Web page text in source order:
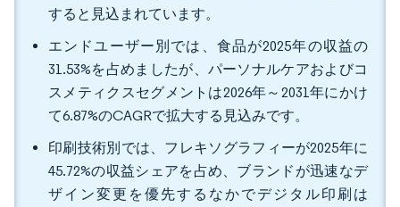
すると見込まれています。
エンドユーザー別では、食品が2025年の収益の
31.53%を占めましたが、パーソナルケアおよびコ
スメティクスセグメントは2026年～2031年にかけ
て6.87%のCAGRで拡大する見込みです。
印刷技術別では、フレキソグラフィーが2025年に
45.72%の収益シェアを占め、ブランドが迅速なデ
ザイン変更を優先するなかでデジタル印刷は